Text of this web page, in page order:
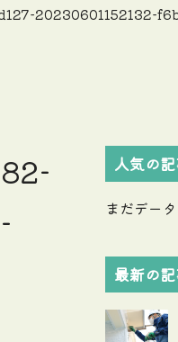
20230601152132-
人気の
まだデー
最新の